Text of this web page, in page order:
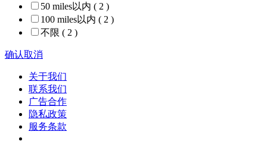
50 miles以内 ( 2 )
100 miles以内 ( 2 )
不限 ( 2 )
确认取消
关于我们
联系我们
广告合作
隐私政策
服务条款